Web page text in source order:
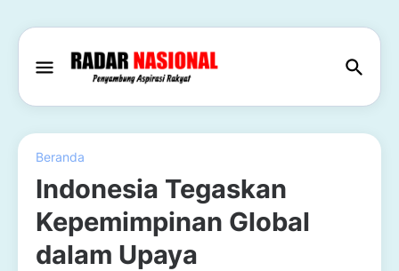
Beranda
Indonesia Tegaskan
Kepemimpinan Global
dalam Upaya